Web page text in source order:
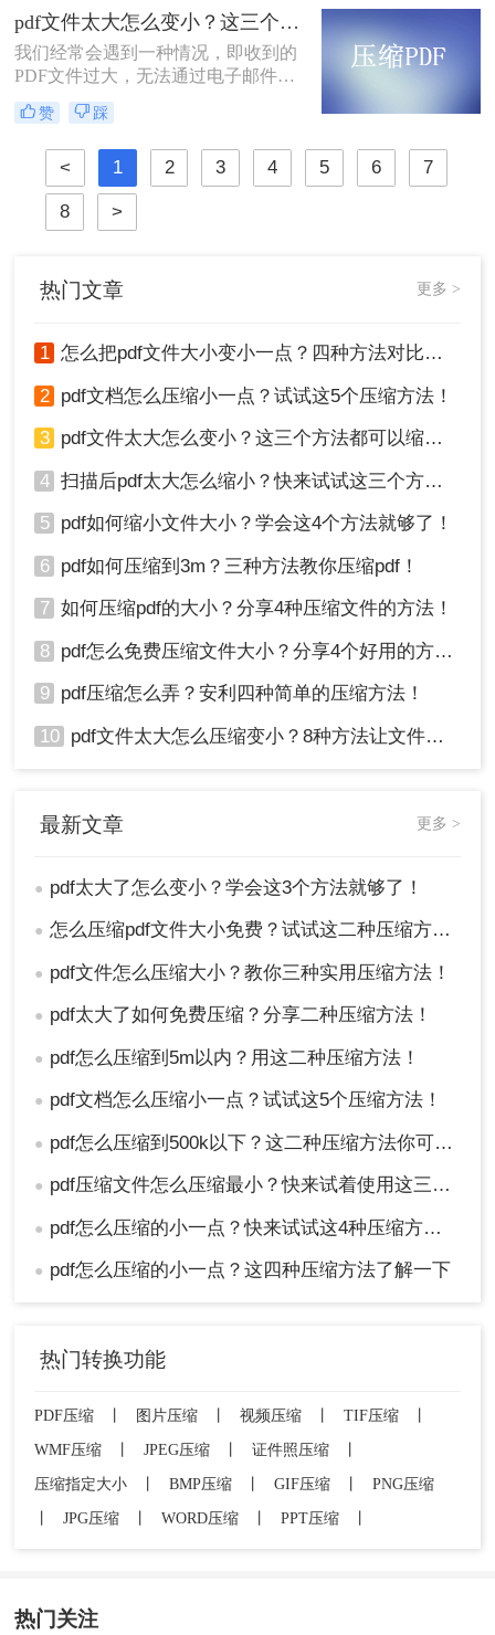
pdf文件太大怎么变小？这三个方法都可以缩小！
我们经常会遇到一种情况，即收到的
PDF文件过大，无法通过电子邮件或
其他方式进行传输。那么，pdf文件太
大怎么变小呢？在本文中，我们将向
您介绍一些有效的方法，可以帮助您
压缩PDF文件并减小文件大小。
赞 踩
< 1 2 3 4 5 6 7
8 >
热门文章 更多 >
1 怎么把pdf文件大小变小一点？四种方法对比，一看就懂！
2 pdf文档怎么压缩小一点？试试这5个压缩方法！
3 pdf文件太大怎么变小？这三个方法都可以缩小！
4 扫描后pdf太大怎么缩小？快来试试这三个方法！
5 pdf如何缩小文件大小？学会这4个方法就够了！
6 pdf如何压缩到3m？三种方法教你压缩pdf！
7 如何压缩pdf的大小？分享4种压缩文件的方法！
8 pdf怎么免费压缩文件大小？分享4个好用的方法，简单又快捷！
9 pdf压缩怎么弄？安利四种简单的压缩方法！
10 pdf文件太大怎么压缩变小？8种方法让文件轻松"瘦身"！
最新文章 更多 >
● pdf太大了怎么变小？学会这3个方法就够了！
● 怎么压缩pdf文件大小免费？试试这二种压缩方法！
● pdf文件怎么压缩大小？教你三种实用压缩方法！
● pdf太大了如何免费压缩？分享二种压缩方法！
● pdf怎么压缩到5m以内？用这二种压缩方法！
● pdf文档怎么压缩小一点？试试这5个压缩方法！
● pdf怎么压缩到500k以下？这二种压缩方法你可以轻松学会！
● pdf压缩文件怎么压缩最小？快来试着使用这三种压缩方法！
● pdf怎么压缩的小一点？快来试试这4种压缩方法！
● pdf怎么压缩的小一点？这四种压缩方法了解一下
热门转换功能
PDF压缩 图片压缩 视频压缩 TIF压缩
WMF压缩
JPEG压缩 证件照压缩
压缩指定大小
BMP压缩 GIF压缩
PNG压缩
JPG压缩 WORD压缩 PPT压缩
热门关注